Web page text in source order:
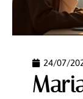
24/07/